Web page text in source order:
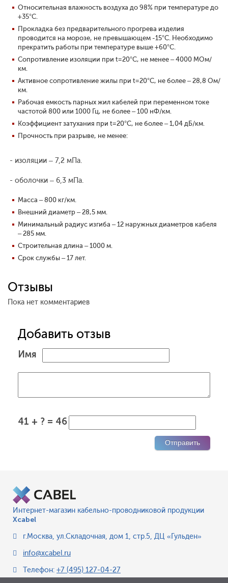
Относительная влажность воздуха до 98% при температуре до
+35°С.
Прокладка без предварительного прогрева изделия
проводится на морозе, не превышающем -15°С. Необходимо
прекратить работы при температуре выше +60°С.
Сопротивление изоляции при t=20°С, не менее – 4000 МОм/
км.
Активное сопротивление жилы при t=20°С, не более – 28,8 Ом/
км.
Рабочая емкость парных жил кабелей при переменном токе
частотой 800 или 1000 Гц, не более – 100 нФ/км.
Коэффициент затухания при t=20°С, не более – 1,04 дБ/км.
Прочность при разрыве, не менее:
- изоляции – 7,2 мПа.
- оболочки – 6,3 мПа.
Масса – 800 кг/км.
Внешний диаметр – 28,5 мм.
Минимальный радиус изгиба – 12 наружных диаметров кабеля
– 285 мм.
Строительная длина – 1000 м.
Срок службы – 17 лет.
Отзывы
Пока нет комментариев
Добавить отзыв
Имя
41 + ? = 46
Интернет-магазин кабельно-проводниковой продукции
Xcabel
г.Москва, ул.Складочная, дом 1, стр.5, ДЦ «Гульден»
info@xcabel.ru
Телефон: +7 (495) 127-04-27